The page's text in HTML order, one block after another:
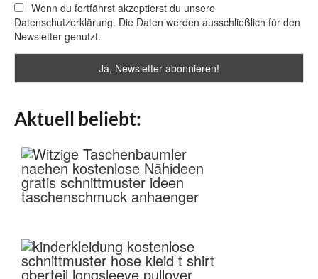
Wenn du fortfährst akzeptierst du unsere
Datenschutzerklärung. Die Daten werden ausschließlich für den
Newsletter genutzt.
Aktuell beliebt: